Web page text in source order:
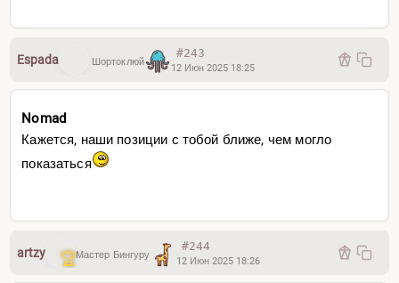
Espada Шортоклюй
#243
12 Июн 2025 18:25
Nomad
Кажется, наши позиции с тобой ближе, чем могло
показаться
artzy Мастер Бингуру
#244
12 Июн 2025 18:26